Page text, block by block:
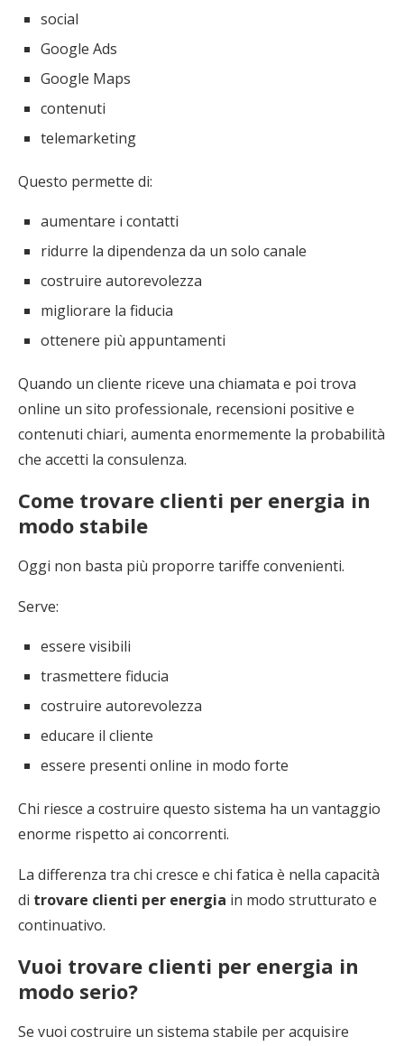
social
Google Ads
Google Maps
contenuti
telemarketing
Questo permette di:
aumentare i contatti
ridurre la dipendenza da un solo canale
costruire autorevolezza
migliorare la fiducia
ottenere più appuntamenti
Quando un cliente riceve una chiamata e poi trova
online un sito professionale, recensioni positive e
contenuti chiari, aumenta enormemente la probabilità
che accetti la consulenza.
Come trovare clienti per energia in
modo stabile
Oggi non basta più proporre tariffe convenienti.
Serve:
essere visibili
trasmettere fiducia
costruire autorevolezza
educare il cliente
essere presenti online in modo forte
Chi riesce a costruire questo sistema ha un vantaggio
enorme rispetto ai concorrenti.
La differenza tra chi cresce e chi fatica è nella capacità
di trovare clienti per energia in modo strutturato e
continuativo.
Vuoi trovare clienti per energia in
modo serio?
Se vuoi costruire un sistema stabile per acquisire